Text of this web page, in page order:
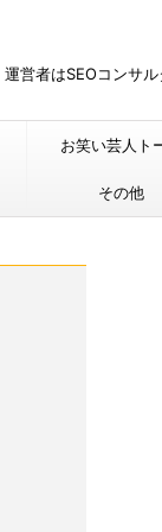
営者はSEOコンサ
お笑い芸人ト
その他